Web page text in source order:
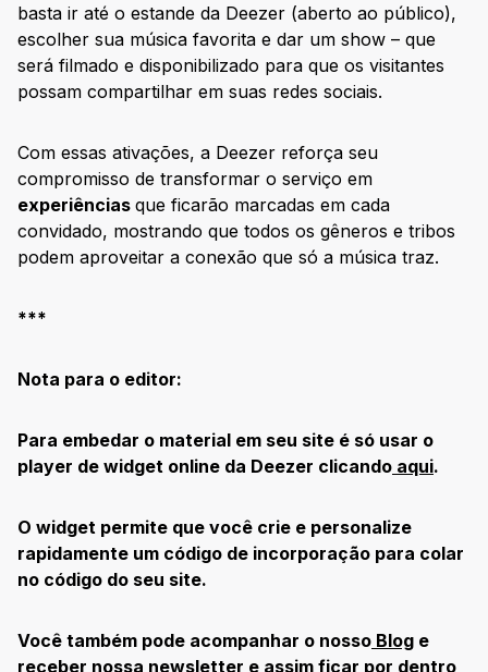
basta ir até o estande da Deezer (aberto ao público),
escolher sua música favorita e dar um show – que
será filmado e disponibilizado para que os visitantes
possam compartilhar em suas redes sociais.
Com essas ativações, a Deezer reforça seu
compromisso de transformar o serviço em
experiências que ficarão marcadas em cada
convidado, mostrando que todos os gêneros e tribos
podem aproveitar a conexão que só a música traz.
***
Nota para o editor:
Para embedar o material em seu site é só usar o
player de widget online da Deezer clicando aqui.
O widget permite que você crie e personalize
rapidamente um código de incorporação para colar
no código do seu site.
Você também pode acompanhar o nosso Blog e
receber nossa newsletter e assim ficar por dentro